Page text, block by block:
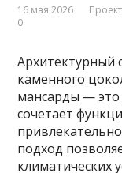
16 мая 2026
0
Архитектурный
каменного
мансарды — это
сочетает
подход
климатических